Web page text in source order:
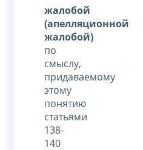
жалобой
(апелляционной
жалобой)
по
смыслу,
придаваемому
этому
понятию
статьями
138-
140